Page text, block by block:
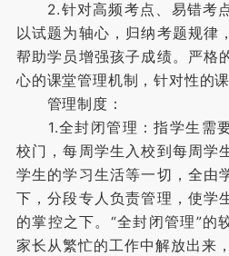
2.针对高频考点、易错考点
以试题为轴心，归纳考题规律
帮助学员增强孩子成绩。严格
心的课堂管理机制，针对性的课
管理制度：
1.全封闭管理：指学生需要
校门，每周学生入校到每周学
学生的学习生活等一切，全由
下，分段专人负责管理，使学
的掌控之下。“全封闭管理”的
家长从繁忙的工作中解放出来